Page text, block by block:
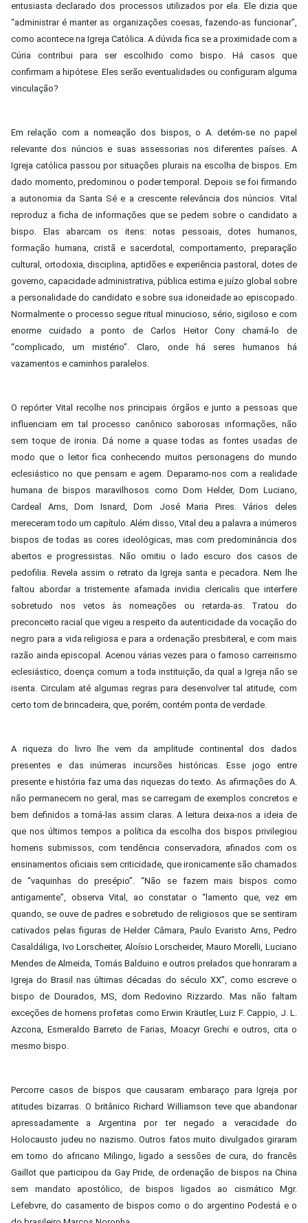
entusiasta declarado dos processos utilizados por ela. Ele dizia que
“administrar é manter as organizações coesas, fazendo-as funcionar”,
como acontece na Igreja Católica. A dúvida fica se a proximidade com a
Cúria contribui para ser escolhido como bispo. Há casos que
confirmam a hipótese. Eles serão eventualidades ou configuram alguma
vinculação?
Em relação com a nomeação dos bispos, o A. detém-se no papel
relevante dos núncios e suas assessorias nos diferentes países. A
Igreja católica passou por situações plurais na escolha de bispos. Em
dado momento, predominou o poder temporal. Depois se foi firmando
a autonomia da Santa Sé e a crescente relevância dos núncios. Vital
reproduz a ficha de informações que se pedem sobre o candidato a
bispo. Elas abarcam os itens: notas pessoais, dotes humanos,
formação humana, cristã e sacerdotal, comportamento, preparação
cultural, ortodoxia, disciplina, aptidões e experiência pastoral, dotes de
governo, capacidade administrativa, pública estima e juízo global sobre
a personalidade do candidato e sobre sua idoneidade ao episcopado.
Normalmente o processo segue ritual minucioso, sério, sigiloso e com
enorme cuidado a ponto de Carlos Heitor Cony chamá-lo de
“complicado, um mistério”. Claro, onde há seres humanos há
vazamentos e caminhos paralelos.
O repórter Vital recolhe nos principais órgãos e junto a pessoas que
influenciam em tal processo canônico saborosas informações, não
sem toque de ironia. Dá nome a quase todas as fontes usadas de
modo que o leitor fica conhecendo muitos personagens do mundo
eclesiástico no que pensam e agem. Deparamo-nos com a realidade
humana de bispos maravilhosos como Dom Helder, Dom Luciano,
Cardeal Arns, Dom Isnard, Dom José Maria Pires. Vários deles
mereceram todo um capítulo. Além disso, Vital deu a palavra a inúmeros
bispos de todas as cores ideológicas, mas com predominância dos
abertos e progressistas. Não omitiu o lado escuro dos casos de
pedofilia. Revela assim o retrato da Igreja santa e pecadora. Nem lhe
faltou abordar a tristemente afamada invidia clericalis que interfere
sobretudo nos vetos às nomeações ou retarda-as. Tratou do
preconceito racial que vigeu a respeito da autenticidade da vocação do
negro para a vida religiosa e para a ordenação presbiteral, e com mais
razão ainda episcopal. Acenou várias vezes para o famoso carreirismo
eclesiástico, doença comum a toda instituição, da qual a Igreja não se
isenta. Circulam até algumas regras para desenvolver tal atitude, com
certo tom de brincadeira, que, porém, contém ponta de verdade.
A riqueza do livro lhe vem da amplitude continental dos dados
presentes e das inúmeras incursões históricas. Esse jogo entre
presente e história faz uma das riquezas do texto. As afirmações do A.
não permanecem no geral, mas se carregam de exemplos concretos e
bem definidos a torná-las assim claras. A leitura deixa-nos a ideia de
que nos últimos tempos a política da escolha dos bispos privilegiou
homens submissos, com tendência conservadora, afinados com os
ensinamentos oficiais sem criticidade, que ironicamente são chamados
de “vaquinhas do presépio”. “Não se fazem mais bispos como
antigamente”, observa Vital, ao constatar o “lamento que, vez em
quando, se ouve de padres e sobretudo de religiosos que se sentiram
cativados pelas figuras de Helder Câmara, Paulo Evaristo Arns, Pedro
Casaldáliga, Ivo Lorscheiter, Aloísio Lorscheider, Mauro Morelli, Luciano
Mendes de Almeida, Tomás Balduino e outros prelados que honraram a
Igreja do Brasil nas últimas décadas do século XX”, como escreve o
bispo de Dourados, MS, dom Redovino Rizzardo. Mas não faltam
exceções de homens profetas como Erwin Kräutler, Luiz F. Cappio, J. L.
Azcona, Esmeraldo Barreto de Farias, Moacyr Grechi e outros, cita o
mesmo bispo.
Percorre casos de bispos que causaram embaraço para Igreja por
atitudes bizarras. O britânico Richard Williamson teve que abandonar
apressadamente a Argentina por ter negado a veracidade do
Holocausto judeu no nazismo. Outros fatos muito divulgados giraram
em torno do africano Milingo, ligado a sessões de cura, do francês
Gaillot que participou da Gay Pride, de ordenação de bispos na China
sem mandato apostólico, de bispos ligados ao cismático Mgr.
Lefebvre, do casamento de bispos como o do argentino Podestá e o